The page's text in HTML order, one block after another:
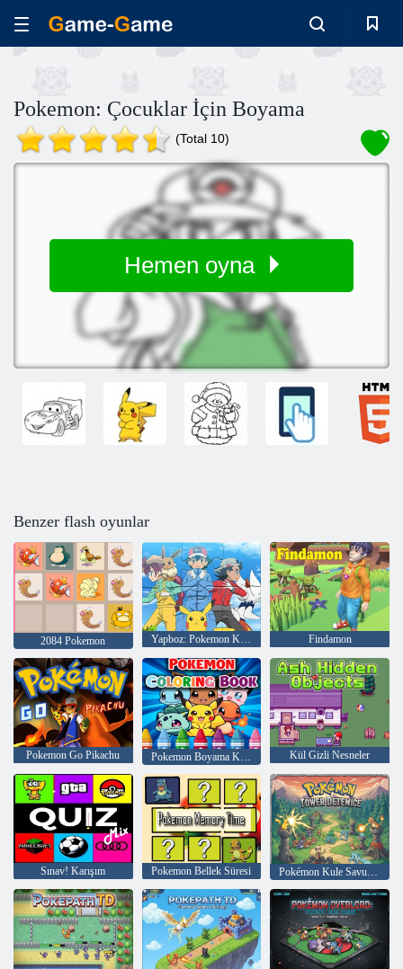
Pokemon: Çocuklar İçin Boyama
(Total 10)
Hemen oyna
Benzer flash oyunlar
2084 Pokemon Yapboz: Pokemon Klanı Findamon
Pokemon Go Pikachu Kül Gizli Nesneler
Sınav! Karışım Pokemon Bellek Süresi Pokémon Kule Savunması